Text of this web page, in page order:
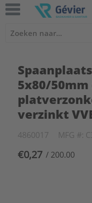
5x80/
verzinkt
4860017 MFG #:
€0,27 / 200.00